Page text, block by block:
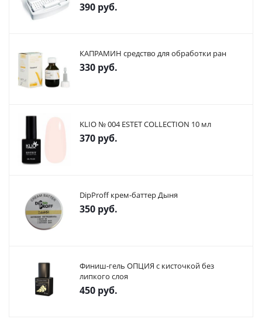
390 руб.
КАПРАМИН средство для обработки ран
330 руб.
KLIO № 004 ESTET COLLECTION 10 мл
370 руб.
DipProff крем-баттер Дыня
350 руб.
Финиш-гель ОПЦИЯ с кисточкой без
липкого слоя
450 руб.